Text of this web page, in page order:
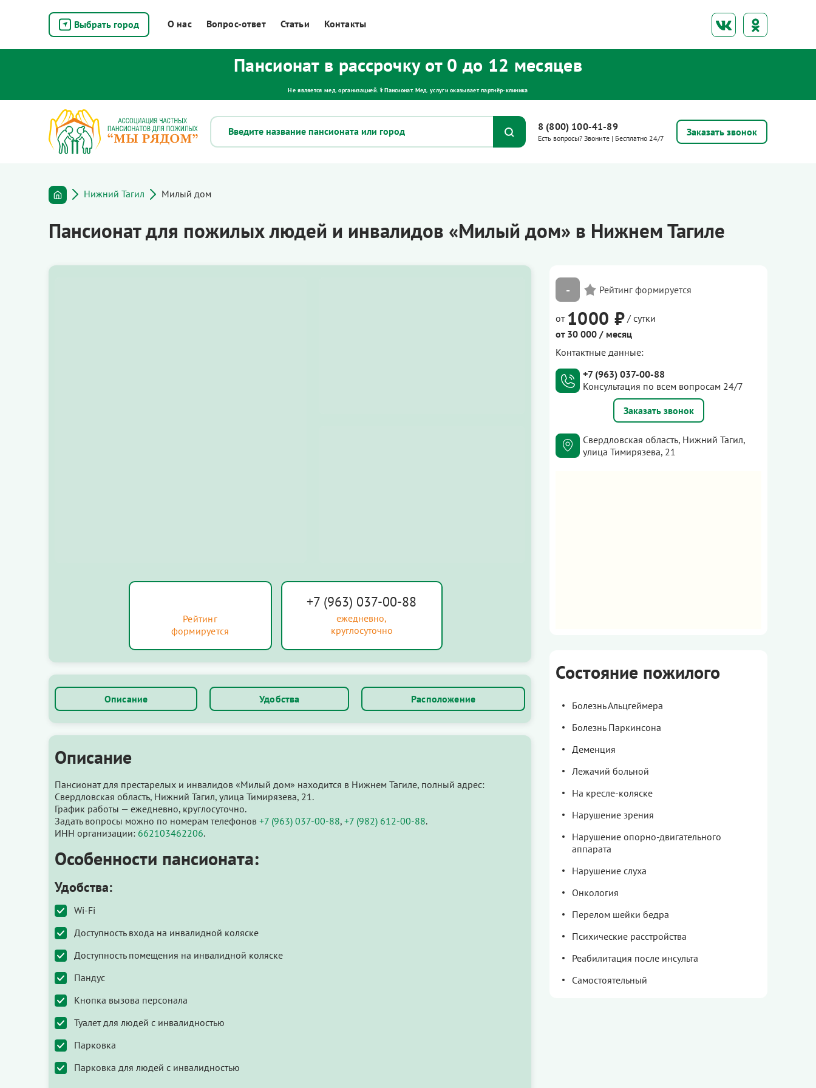
Выбрать город О нас Вопрос-ответ Статьи Контакты
Пансионат в рассрочку от 0 до 12 месяцев
Не является мед. организацией. ⚕ Пансионат. Мед. услуги оказывает партнёр‑клиника
8 (800) 100-41-89
Есть вопросы? Звоните | Бесплатно 24/7
Заказать звонок
Нижний Тагил Милый дом
Пансионат для пожилых людей и инвалидов «Милый дом» в Нижнем Тагиле
Рейтинг
формируется
+7 (963) 037-00-88
ежедневно,
круглосуточно
Описание Удобства Расположение
Описание
Пансионат для престарелых и инвалидов «Милый дом» находится в Нижнем Тагиле, полный адрес:
Свердловская область, Нижний Тагил, улица Тимирязева, 21.
График работы — ежедневно, круглосуточно.
Задать вопросы можно по номерам телефонов +7 (963) 037-00-88, +7 (982) 612-00-88.
ИНН организации: 662103462206.
Особенности пансионата:
Удобства:
Wi-Fi
Доступность входа на инвалидной коляске
Доступность помещения на инвалидной коляске
Пандус
Кнопка вызова персонала
Туалет для людей с инвалидностью
Парковка
Парковка для людей с инвалидностью
-
от 1000 ₽/ сутки
от 30 000 / месяц
Контактные данные:
+7 (963) 037-00-88
Консультация по всем вопросам 24/7
Заказать звонок
Свердловская область, Нижний Тагил,
улица Тимирязева, 21
Состояние пожилого
Болезнь Альцгеймера
Болезнь Паркинсона
Деменция
Лежачий больной
На кресле-коляске
Нарушение зрения
Нарушение опорно-двигательного
аппарата
Нарушение слуха
Онкология
Перелом шейки бедра
Психические расстройства
Реабилитация после инсульта
Самостоятельный